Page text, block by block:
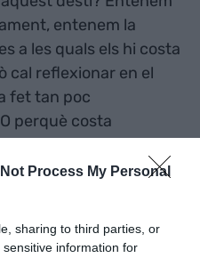
Process My Personal
sharing to third parties, or
information for
entenem la
a les quals els hi costa
cal reflexionar en el
fet tan poc
perquè costa
la col·laboració públic-
a altres països?
de voluntat
aviat un problema de